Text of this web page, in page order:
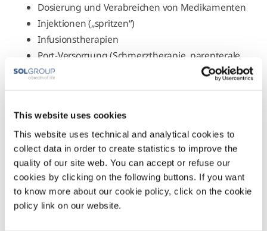
This website uses cookies
This website uses technical and analytical cookies to
collect data in order to create statistics to improve the
quality of our site web. You can accept or refuse our
cookies by clicking on the following buttons. If you want
to know more about our cookie policy, click on the cookie
policy link on our website.
Dosierung und Verabreichen von Medikamenten
Injektionen („spritzen“)
Infusionstherapien
Port-Versorgung (Schmerztherapie, parenterale
Versorgung)
Hauswirtschaftliche Versorgung
Unterstützung bei alltäglichen hauswirtschaftlichen
Tätigkeiten, z. B.: